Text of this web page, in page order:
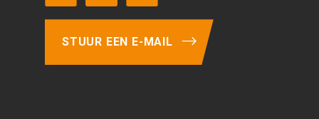
STUUR EEN E-MAIL